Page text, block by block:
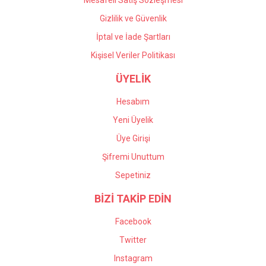
Gizlilik ve Güvenlik
İptal ve İade Şartları
Kişisel Veriler Politikası
ÜYELİK
Hesabım
Yeni Üyelik
Üye Girişi
Şifremi Unuttum
Sepetiniz
BİZİ TAKİP EDİN
Facebook
Twitter
Instagram